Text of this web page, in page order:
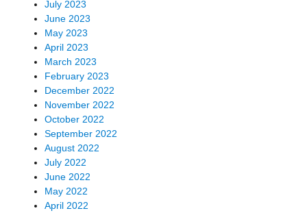
July 2023
June 2023
May 2023
April 2023
March 2023
February 2023
December 2022
November 2022
October 2022
September 2022
August 2022
July 2022
June 2022
May 2022
April 2022